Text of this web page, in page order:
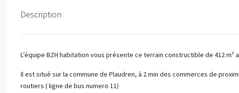
Description
L’équipe BZH habitation vous présente ce terrain constructible de 412
Il est situé sur la commune de Plaudren, à 2 min des commerces de
routiers ( ligne de bus numero 11)